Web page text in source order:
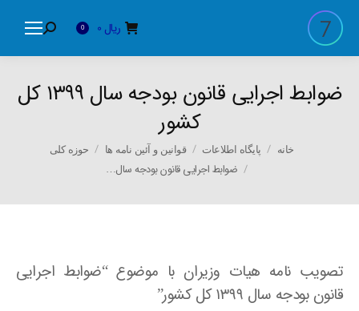
ریال 0
Search:
ضوابط اجرایی قانون بودجه سال ۱۳۹۹ کل
کشور
You are here:
خانه پایگاه اطلاعات قوانین و آئین نامه ها حوزه کلی
ضوابط اجرایی قانون بودجه سال…
تصویب نامه هیات وزیران با موضوع “ضوابط اجرایی
قانون بودجه سال ۱۳۹۹ کل کشور”